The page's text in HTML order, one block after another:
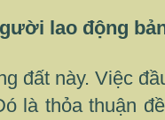
lao động
đất này. Việc
là thỏa thuận